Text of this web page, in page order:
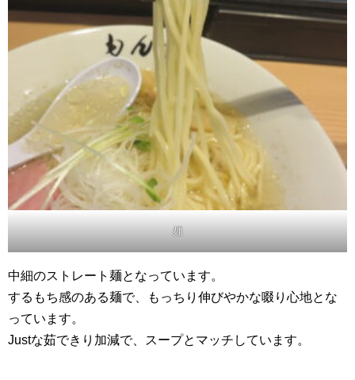
麺
中細のストレート麺となっています。
するもち感のある麺で、もっちり伸びやかな啜り心地とな
っています。
Justな茹できり加減で、スープとマッチしています。